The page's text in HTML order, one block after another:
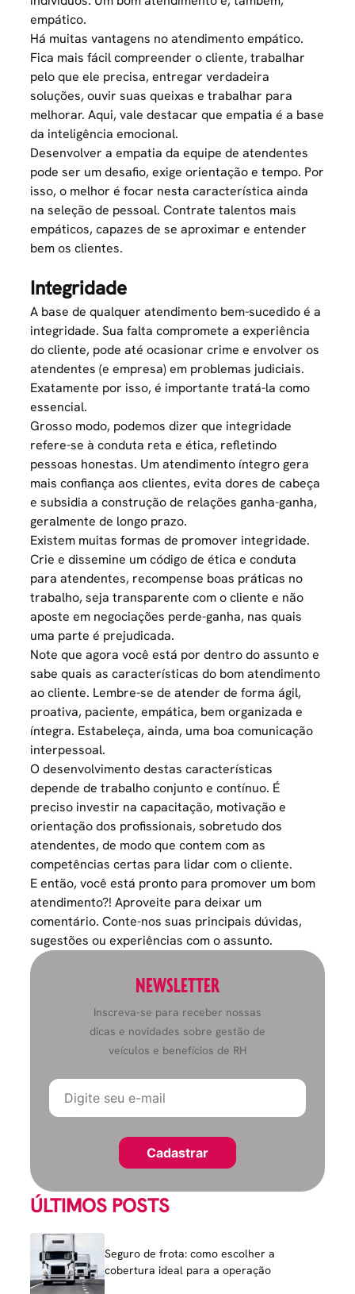
empático.
Há muitas vantagens no atendimento empático.
Fica mais fácil compreender o cliente, trabalhar
pelo que ele precisa, entregar verdadeira
soluções, ouvir suas queixas e trabalhar para
melhorar. Aqui, vale destacar que empatia é a base
da inteligência emocional.
Desenvolver a empatia da equipe de atendentes
pode ser um desafio, exige orientação e tempo. Por
isso, o melhor é focar nesta característica ainda
naseleção de pessoal. Contrate talentos mais
empáticos, capazes de se aproximar e entender
bem os clientes.
Integridade
A base de qualquer atendimento bem-sucedido é a
integridade. Sua falta compromete a experiência
do cliente, pode até ocasionar crime e envolver os
atendentes (e empresa) em problemas judiciais.
Exatamente por isso, é importante tratá-la como
essencial.
Grosso modo, podemos dizer que integridade
refere-se à conduta reta e ética, refletindo
pessoas honestas. Um atendimento íntegro gera
mais confiança aos clientes, evita dores de cabeça
e subsidia a construção de relações ganha-ganha,
geralmente de longo prazo.
Existem muitas formas de promover integridade.
Crie e dissemine um código de ética e conduta
para atendentes, recompense boas práticas no
trabalho, seja transparente com o cliente e não
aposte em negociações perde-ganha, nas quais
uma parte é prejudicada.
Note que agora você está por dentro do assunto e
sabe quais as características do bom atendimento
ao cliente. Lembre-se de atender de forma ágil,
proativa, paciente, empática, bem organizada e
íntegra. Estabeleça, ainda, uma boa comunicação
interpessoal.
O desenvolvimento destas características
depende de trabalho conjunto e contínuo. É
preciso investir na capacitação, motivaçãoe
orientação dos profissionais, sobretudo dos
atendentes, de modo que contem com as
competências certas para lidar com o cliente.
E então, você está pronto para promover um bom
atendimento?! Aproveite para deixar um
comentário. Conte-nos suas principais dúvidas,
sugestões ou experiências com o assunto.
NEWSLETTER
Inscreva-se para receber nossas
dicas e novidades sobre gestão de
veículos e benefícios de RH
ÚLTIMOS POSTS
Seguro de frota: como escolher a
cobertura ideal para a operação